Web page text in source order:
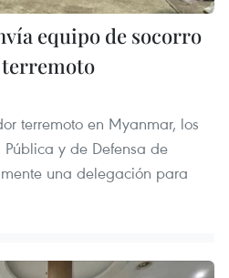
equipo de socorro
terremoto en Myanmar, los
y de Defensa de
una delegación para